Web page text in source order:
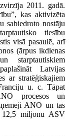
2011. gadā.
kas aktivizēta
sabiedroto nostāju
tiesību
visā pasaulē, arī
(ārpus ikdienas
starptautiskiem
Latvijas
ar stratēģiskajiem
u. c. Tāpat
procesos un
ANO un tās
12,5 miljonu ASV